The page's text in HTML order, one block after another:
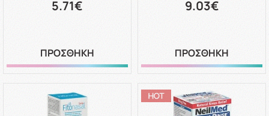
5.71€
ΠΡΟΣΘΗΚΗ
9.03€
ΠΡΟΣΘΗΚΗ